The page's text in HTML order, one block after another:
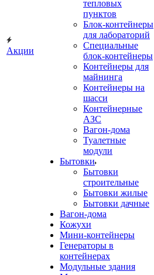
Акции
тепловых
пунктов
Блок-контейнеры
для лабораторий
Специальные
блок-контейнеры
Контейнеры для
майнинга
Контейнеры на
шасси
Контейнерные
АЗС
Вагон-дома
Туалетные
модули
Бытовки
Бытовки
строительные
Бытовки жилые
Бытовки дачные
Вагон-дома
Кожухи
Мини-контейнеры
Генераторы в
контейнерах
Модульные здания